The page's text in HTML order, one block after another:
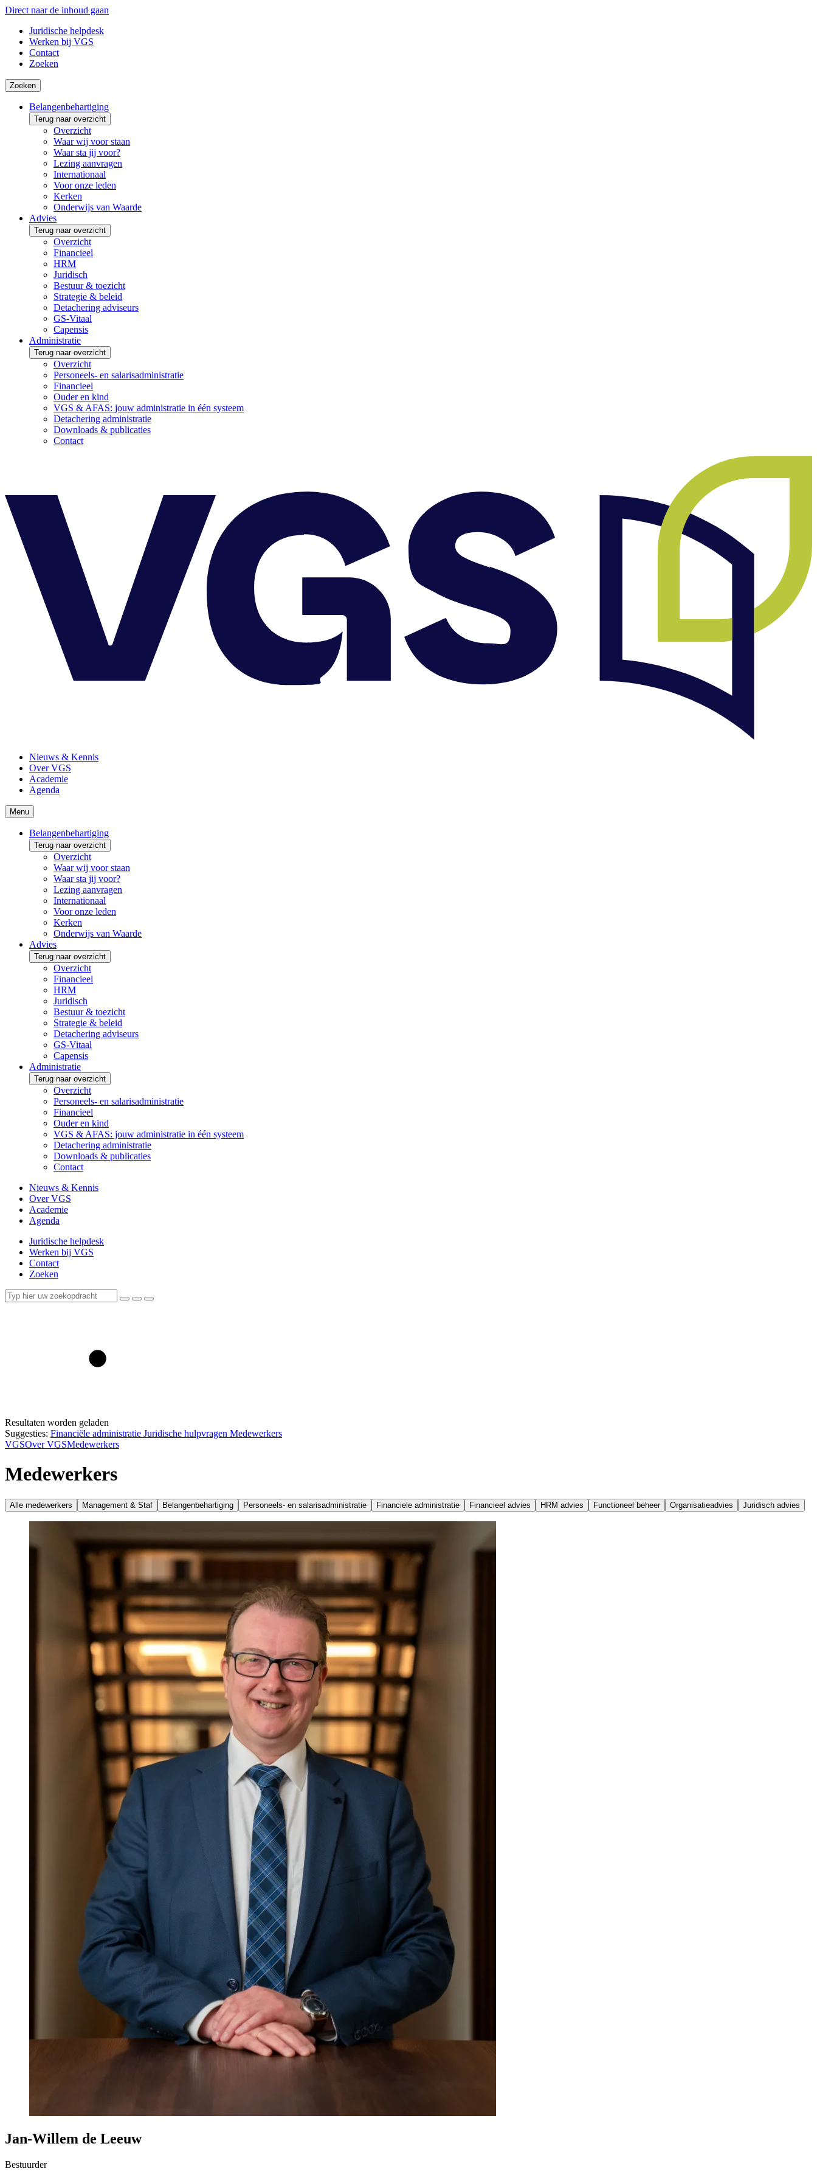
Direct naar de inhoud gaan
Juridische helpdesk
Werken bij VGS
Contact
Zoeken
Zoeken
Belangenbehartiging
Terug naar overzicht
Overzicht
Waar wij voor staan
Waar sta jij voor?
Lezing aanvragen
Internationaal
Voor onze leden
Kerken
Onderwijs van Waarde
Advies
Terug naar overzicht
Overzicht
Financieel
HRM
Juridisch
Bestuur & toezicht
Strategie & beleid
Detachering adviseurs
GS-Vitaal
Capensis
Administratie
Terug naar overzicht
Overzicht
Personeels- en salarisadministratie
Financieel
Ouder en kind
VGS & AFAS: jouw administratie in één systeem
Detachering administratie
Downloads & publicaties
Contact
Nieuws & Kennis
Over VGS
Academie
Agenda
Menu
Belangenbehartiging
Terug naar overzicht
Overzicht
Waar wij voor staan
Waar sta jij voor?
Lezing aanvragen
Internationaal
Voor onze leden
Kerken
Onderwijs van Waarde
Advies
Terug naar overzicht
Overzicht
Financieel
HRM
Juridisch
Bestuur & toezicht
Strategie & beleid
Detachering adviseurs
GS-Vitaal
Capensis
Administratie
Terug naar overzicht
Overzicht
Personeels- en salarisadministratie
Financieel
Ouder en kind
VGS & AFAS: jouw administratie in één systeem
Detachering administratie
Downloads & publicaties
Contact
Nieuws & Kennis
Over VGS
Academie
Agenda
Juridische helpdesk
Werken bij VGS
Contact
Zoeken
Resultaten worden geladen
Suggesties: Financiële administratie Juridische hulpvragen Medewerkers
VGSOver VGSMedewerkers
Medewerkers
Alle medewerkers Management & Staf Belangenbehartiging Personeels- en salarisadministratie Financiele administratie Financieel advies HRM advies Functioneel beheer Organisatieadvies Juridisch advies
Jan-Willem de Leeuw
Bestuurder